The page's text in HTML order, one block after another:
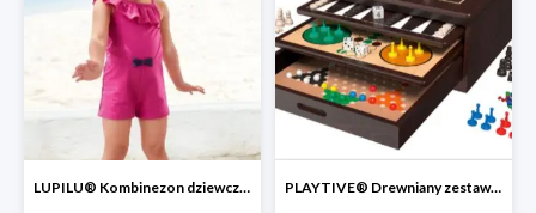
LUPILU® Kombinezon dziewczęcy z bawełny PLAYTIVE® Drewniany zestaw gier 10 w 1